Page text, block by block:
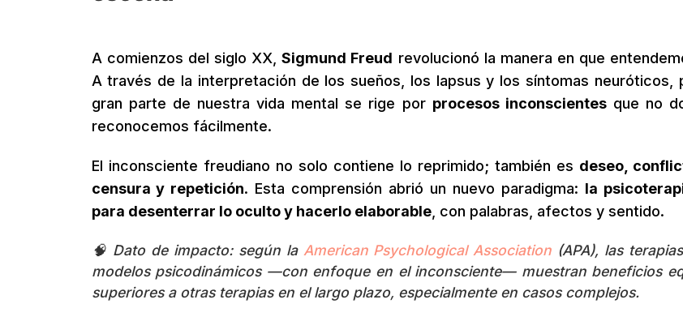
A comienzos del siglo XX,Sigmund Freud revolucionó la manera en que
A través de la interpretación de los sueños, los lapsus y los síntomas neuróticos,
gran parte de nuestra vida mental se rige por procesos inconscientesque no
reconocemos fácilmente.
El inconsciente freudiano no solo contiene lo reprimido; también es deseo,
censura y repetición. Esta comprensión abrió un nuevo paradigma: la
para desenterrar lo oculto y hacerlo elaborable, con palabras, afectos y sentido.
🧠 Dato de impacto: según la American Psychological Association (APA), las
modelos psicodinámicos —con enfoque en el inconsciente— muestran beneficios
superiores a otras terapias en el largo plazo, especialmente en casos complejos.